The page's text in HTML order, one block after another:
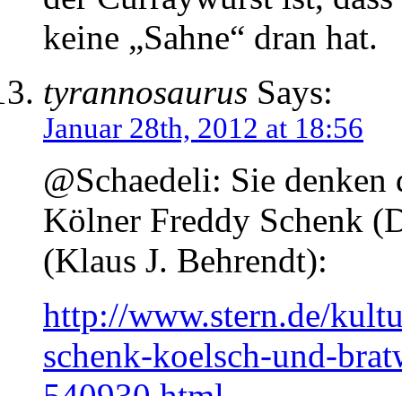
keine „Sahne“ dran hat.
tyrannosaurus Says:
Januar 28th, 2012 at 18:56
@Schaedeli: Sie
Kölner Freddy Schenk
(Klaus J. Behrendt):
http://www.stern.de/
schenk-koelsch-und-